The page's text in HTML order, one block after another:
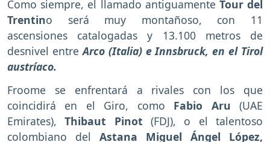
Como siempre, el llamado antiguamente Tour del
Trentino será muy montañoso, con 11
ascensiones catalogadas y 13.100 metros de
desnivel entre Arco (Italia) e Innsbruck, en el Tirol
austríaco.
Froome se enfrentará a rivales con los que
coincidirá en el Giro, como Fabio Aru (UAE
Emirates),Thibaut Pinot (FDJ), o el talentoso
colombiano del Astana Miguel Ángel López,